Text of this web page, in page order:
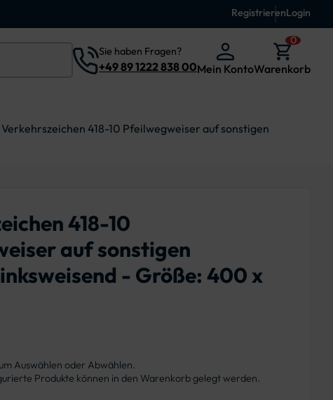
RegistrierenLogin
Sie haben Fragen?
+49 89 1222 838 00Mein Konto
0
Warenkorb
Verkehrszeichen 418-10 Pfeilwegweiser auf sonstigen
418-10
auf sonstigen
- Größe: 400 x
Auswählen oder Abwählen.
Produkte können in den Warenkorb gelegt werden.